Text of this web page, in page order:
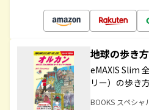
地球の歩き
eMAXIS Slim
リー）の歩き
BOOKS スペシャ